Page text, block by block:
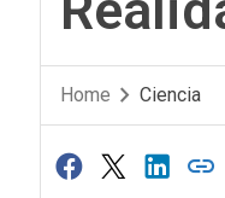
Home Ciencia